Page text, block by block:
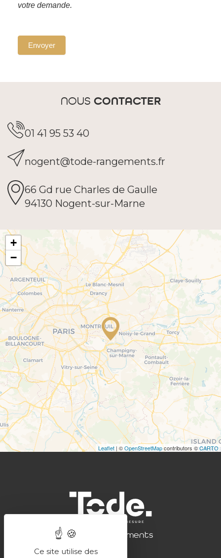
votre demande.
Envoyer
NOUS CONTACTER
01 41 95 53 40
nogent@tode-rangements.fr
66 Gd rue Charles de Gaulle
94130 Nogent-sur-Marne
+
−
Leaflet | ©OpenStreetMapcontributors ©CARTO
Nos aménagements
Ce site utilise des